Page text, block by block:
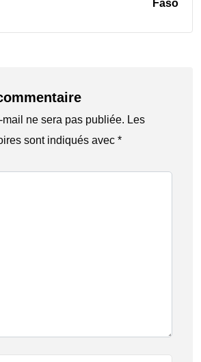
Faso
ne sera pas publiée. Les
sont indiqués avec *